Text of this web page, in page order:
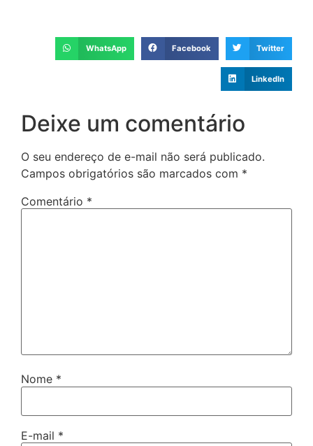
WhatsApp Facebook Twitter
LinkedIn
Deixe um comentário
O seu endereço de e-mail não será publicado.
Campos obrigatórios são marcados com *
Comentário *
Nome *
E-mail *